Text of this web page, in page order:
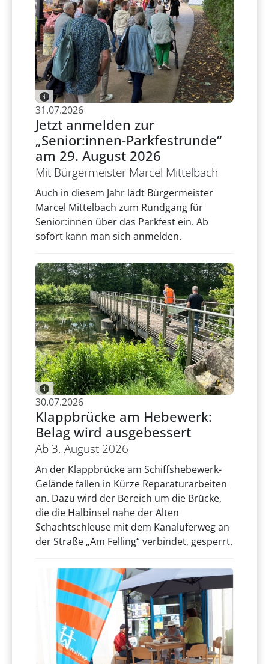
31.07.2026
Jetzt anmelden zur
„Senior:innen-Parkfestrunde“
am 29. August 2026
Mit Bürgermeister Marcel Mittelbach
Auch in diesem Jahr lädt Bürgermeister
Marcel Mittelbach zum Rundgang für
Senior:innen über das Parkfest ein. Ab
sofort kann man sich anmelden.
30.07.2026
Klappbrücke am Hebewerk:
Belag wird ausgebessert
Ab 3. August 2026
An der Klappbrücke am Schiffshebewerk-
Gelände fallen in Kürze Reparaturarbeiten
an. Dazu wird der Bereich um die Brücke,
die die Halbinsel nahe der Alten
Schachtschleuse mit dem Kanaluferweg an
der Straße „Am Felling“ verbindet, gesperrt.